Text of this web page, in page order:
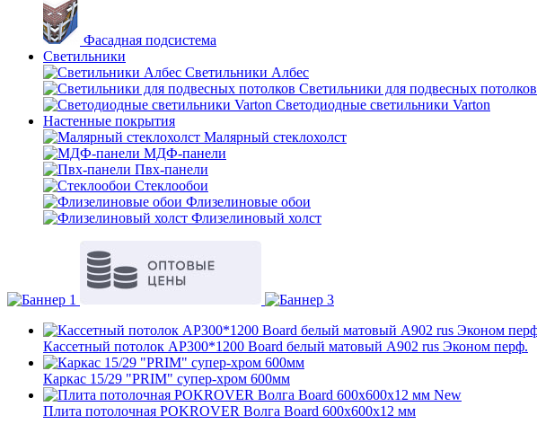
Фасадная подсистема
Светильники
Светильники Албес
Светильники для подвесных потолков
Светодиодные светильники Varton
Настенные покрытия
Малярный стеклохолст
МДФ-панели
Пвх-панели
Стеклообои
Флизелиновые обои
Флизелиновый холст
Кассетный потолок AP300*1200 Board белый матовый А902 rus Эконом перф.
Каркас 15/29 "PRIM" супер-хром 600мм
New
Плита потолочная POKROVER Волга Board 600х600х12 мм